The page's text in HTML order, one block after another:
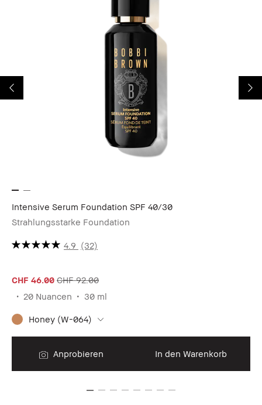
Intensive Serum Foundation SPF 40/30
Strahlungsstarke Foundation
4.9 (32)
CHF 46.00 CHF 92.00
20 Nuancen
30 ml
Honey (W-064)
Anprobieren In den Warenkorb